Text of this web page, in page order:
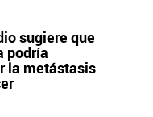
sugiere que
podría
la metástasis